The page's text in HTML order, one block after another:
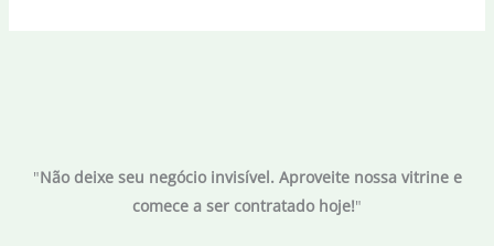
se"Não deixe seu negócio invisível. Aproveite nossa vitrine e
comece a ser contratado hoje!"